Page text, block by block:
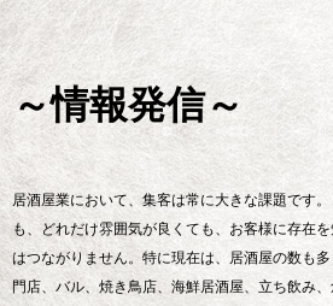
～情報発信～
居酒屋業において、集客は常に大きな課題です
も、どれだけ雰囲気が良くても、お客様に存在
はつながりません。特に現在は、居酒屋の数も
門店、バル、焼き鳥店、海鮮居酒屋、立ち飲み